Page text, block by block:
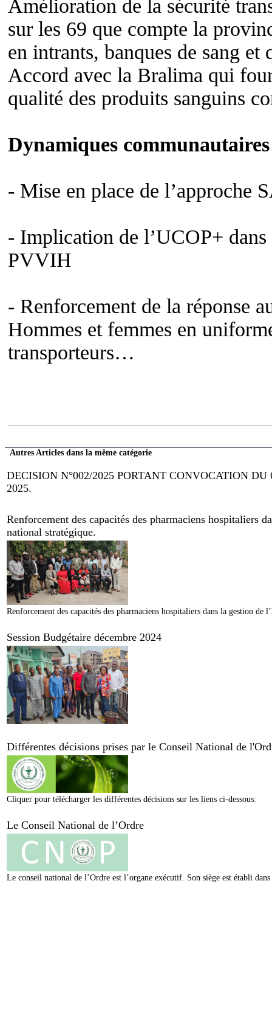
Amélioration de la sécurité
sur les 69 que compte la
en intrants, banques de sang
Accord avec la Bralima qui
qualité des produits sanguins
Dynamiques communautaires
- Mise en place de l’approche
- Implication de l’UCOP+ dans
PVVIH
- Renforcement de la réponse
Hommes et femmes en
transporteurs…
Autres Articles dans la même catégorie
DECISION N°002/2025 PORTANT CONVOCATION
2025.
Renforcement des capacités des pharmaciens hospitaliers
national stratégique.
Renforcement des capacités des pharmaciens hospitaliers dans la gestion
Session Budgétaire décembre 2024
Différentes décisions prises par le Conseil National de
Cliquer pour télécharger les différentes décisions sur les liens ci-dessous:
Le Conseil National de l’Ordre
Le conseil national de l’Ordre est l’organe exécutif. Son siège est établi